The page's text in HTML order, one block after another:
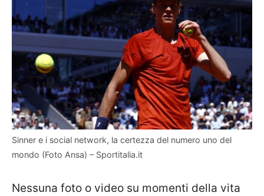
Sinner e i social network, la certezza del numero uno del
mondo (Foto Ansa) – Sportitalia.it
Nessuna foto o video su momenti della vita